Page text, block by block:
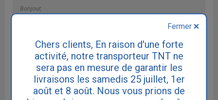
Bonjour,
Le scanner n'est pas un bon examen pour explorer la vessie.
RETOUR AU SOMMAIRE DES QUESTIONS
Chers clients, En raison d'une forte
activité, notre transporteur TNT ne
sera pas en mesure de garantir les
livraisons les samedis 25 juillet, 1er
août et 8 août. Nous vous prions de
Fermer